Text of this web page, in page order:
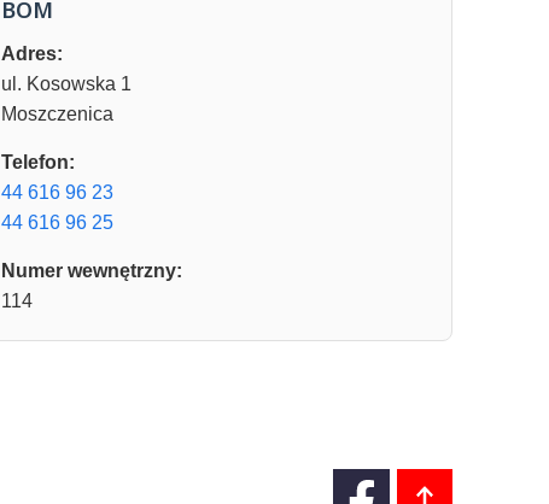
BOM
Adres:
ul. Kosowska 1
Moszczenica
Telefon:
44 616 96 23
44 616 96 25
Numer wewnętrzny:
114